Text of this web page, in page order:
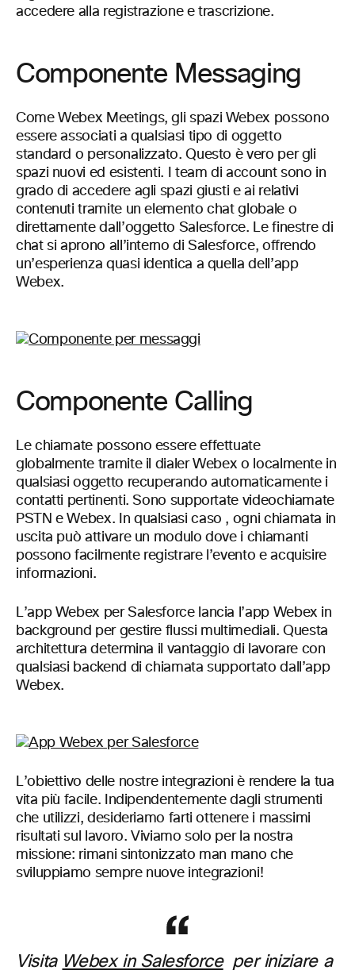
accedere alla registrazione e trascrizione.
Componente Messaging
Come Webex Meetings, gli spazi Webex possono
essere associati a qualsiasi tipo di oggetto
standard o personalizzato. Questo è vero per gli
spazi nuovi ed esistenti. I team di account sono in
grado di accedere agli spazi giusti e ai relativi
contenuti tramite un elemento chat globale o
direttamente dall’oggetto Salesforce. Le finestre di
chat si aprono all’interno di Salesforce, offrendo
un’esperienza quasi identica a quella dell’app
Webex.
Componente Calling
Le chiamate possono essere effettuate
globalmente tramite il dialer Webex o localmente in
qualsiasi oggetto recuperando automaticamente i
contatti pertinenti. Sono supportate videochiamate
PSTN e Webex. In qualsiasi caso , ogni chiamata in
uscita può attivare un modulo dove i chiamanti
possono facilmente registrare l’evento e acquisire
informazioni.
L’app Webex per Salesforce lancia l’app Webex in
background per gestire flussi multimediali. Questa
architettura determina il vantaggio di lavorare con
qualsiasi backend di chiamata supportato dall’app
Webex.
L’obiettivo delle nostre integrazioni è rendere la tua
vita più facile. Indipendentemente dagli strumenti
che utilizzi, desideriamo farti ottenere i massimi
risultati sul lavoro. Viviamo solo per la nostra
missione: rimani sintonizzato man mano che
sviluppiamo sempre nuove integrazioni!
Visita Webex in Salesforce per iniziare a